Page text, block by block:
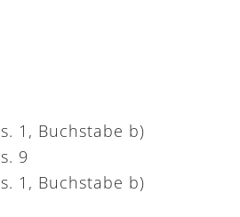
1, Buchstabe b)
9
1, Buchstabe b)